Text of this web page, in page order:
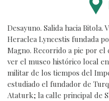
Desayuno. Salida hacia Bitola.
Heraclea Lyncestis fundada
Magno. Recorrido a pie por
ver el museo histórico local
militar de los tiempos del
estudiado el fundador de
Ataturk; la calle principal de